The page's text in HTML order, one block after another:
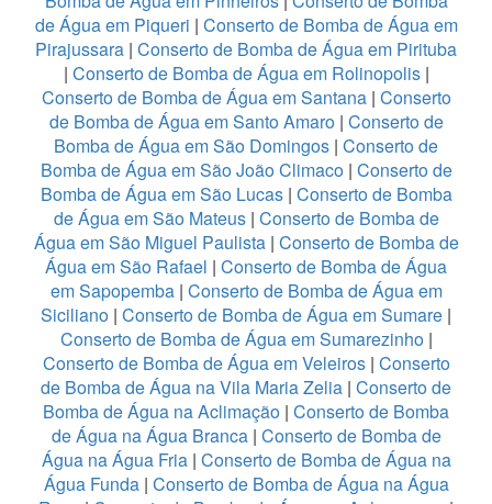
de Água em Piqueri | Conserto de Bomba de Água em
Pirajussara | Conserto de Bomba de Água em Pirituba
| Conserto de Bomba de Água em Rolinopolis|
Conserto de Bomba de Água em Santana| Conserto
de Bomba de Água em Santo Amaro| Conserto de
Bomba de Água em São Domingos | Conserto de
Bomba de Água em São João Climaco| Conserto de
Bomba de Água em São Lucas| Conserto de Bomba
de Água em São Mateus | Conserto de Bomba de
Água em São Miguel Paulista| Conserto de Bomba de
Água em São Rafael | Conserto de Bomba de Água
em Sapopemba | Conserto de Bomba de Água em
Siciliano | Conserto de Bomba de Água em Sumare |
Conserto de Bomba de Água em Sumarezinho|
Conserto de Bomba de Água em Veleiros| Conserto
de Bomba de Água na Vila Maria Zelia | Conserto de
Bomba de Água na Aclimação | Conserto de Bomba
de Água na Água Branca| Conserto de Bomba de
Água na Água Fria| Conserto de Bomba de Água na
Água Funda| Conserto de Bomba de Água na Água